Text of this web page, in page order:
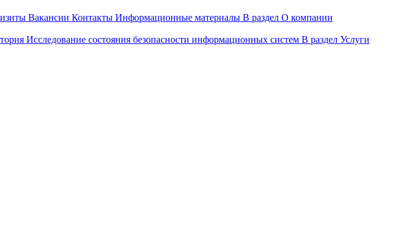
Вакансии Контакты Информационные материалы В раздел О компании
Исследование состояния безопасности информационных систем В раздел Услуги